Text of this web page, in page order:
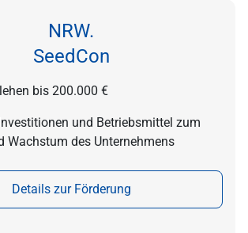
NRW.
SeedCon
bis 200.000 €
und Betriebsmittel zum
Wachstum des Unternehmens
Details zur Förderung